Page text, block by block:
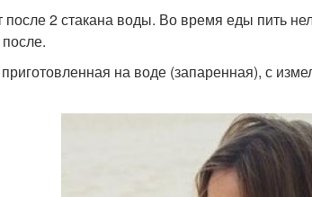
2 стакана воды. Во время еды пить
на воде (запаренная), с